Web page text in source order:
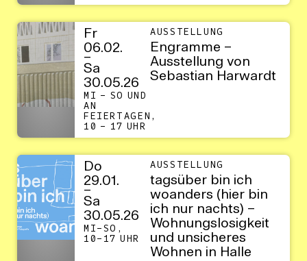
Fr
06.02.
–
Sa
30.05.26
MI – SO UND
AN
FEIERTAGEN,
10 – 17 UHR
AUSSTELLUNG
Engramme –
Ausstellung von
Sebastian Harwardt
Do
29.01.
–
Sa
30.05.26
MI–SO,
10–17 UHR
AUSSTELLUNG
tagsüber bin ich
woanders (hier bin
ich nur nachts) –
Wohnungslosigkeit
und unsicheres
Wohnen in Halle